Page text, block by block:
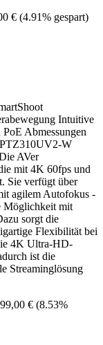
€ (4.91% gespart)
Intuitive
Abmessungen
W
AVer
mit 4K 60fps und
Sie verfügt über
agilem Autofokus -
Möglichkeit mit
sorgt die
Flexibilität bei
4K Ultra-HD-
ist die
Streaminglösung
€ (8.53%